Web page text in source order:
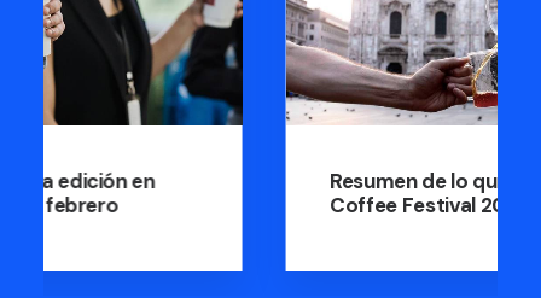
Resumen de lo que fue The Milan
Coffee Festival 2023